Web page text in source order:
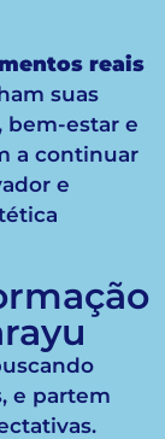
reais
suas
bem-estar e
a continuar
e
e partem